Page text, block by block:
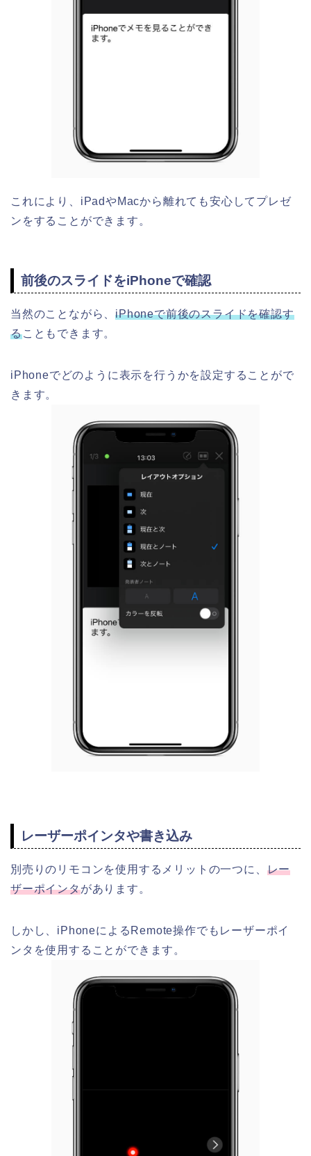
これにより、iPadやMacから離れても安心してプレゼ
ンをすることができます。
前後のスライドをiPhoneで確認
当然のことながら、iPhoneで前後のスライドを確認す
ることもできます。
iPhoneでどのように表示を行うかを設定することがで
きます。
レーザーポインタや書き込み
別売りのリモコンを使用するメリットの一つに、 レー
ザーポインタがあります。
しかし、iPhoneによるRemote操作でもレーザーポイ
ンタを使用することができます。